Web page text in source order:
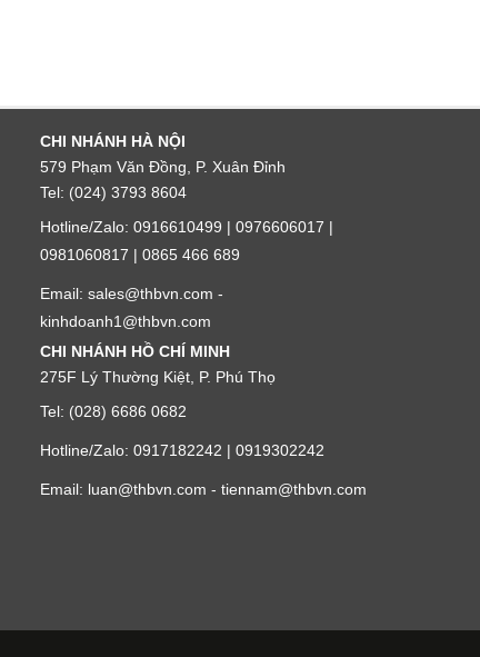
CHI NHÁNH HÀ NỘI
579 Phạm Văn Đồng, P. Xuân Đỉnh
Tel: (024) 3793 8604
Hotline/Zalo: 0916610499 | 0976606017 |
0981060817 | 0865 466 689
Email: sales@thbvn.com -
kinhdoanh1@thbvn.com
CHI NHÁNH HỒ CHÍ MINH
275F Lý Thường Kiệt, P. Phú Thọ
Tel: (028) 6686 0682
Hotline/Zalo: 0917182242 | 0919302242
Email: luan@thbvn.com - tiennam@thbvn.com